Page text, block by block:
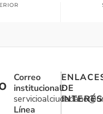
Correo
institucional:
Línea
DE
INTERÉS